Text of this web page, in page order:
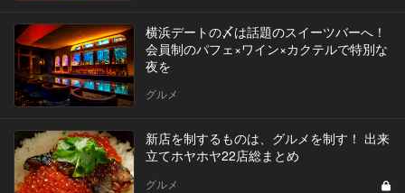
横浜デートの〆は話題のスイーツバーへ！
会員制のパフェ×ワイン×カクテルで特別な
夜を
グルメ
新店を制するものは、グルメを制す！ 出来
立てホヤホヤ22店総まとめ
グルメ